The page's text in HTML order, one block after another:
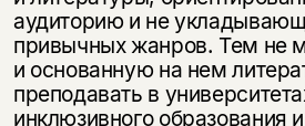
аудиторию и не
привычных жанров. Тем не
и основанную на нем
преподавать в
инклюзивного образования